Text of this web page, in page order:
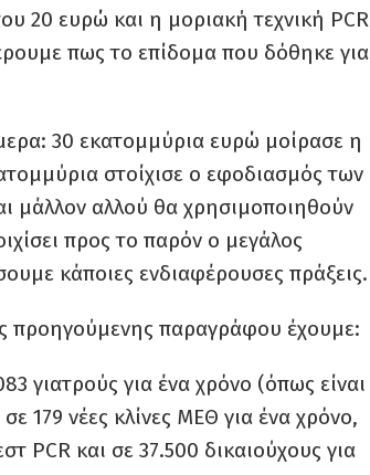
20 ευρώ και η μοριακή τεχνική PCR
πως το επίδομα που δόθηκε για
30 εκατομμύρια ευρώ μοίρασε η
στοίχισε ο εφοδιασμός των
μάλλον αλλού θα χρησιμοποιηθούν
προς το παρόν ο μεγάλος
κάποιες ενδιαφέρουσες πράξεις.
προηγούμενης παραγράφου έχουμε:
γιατρούς για ένα χρόνο (όπως είναι
179 νέες κλίνες ΜΕΘ για ένα χρόνο,
PCR και σε 37.500 δικαιούχους για